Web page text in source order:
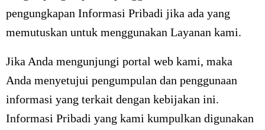
pengungkapan Informasi Pribadi jika ada yang
memutuskan untuk menggunakan Layanan kami.
Jika Anda mengunjungi portal web kami, maka
Anda menyetujui pengumpulan dan penggunaan
informasi yang terkait dengan kebijakan ini.
Informasi Pribadi yang kami kumpulkan digunakan